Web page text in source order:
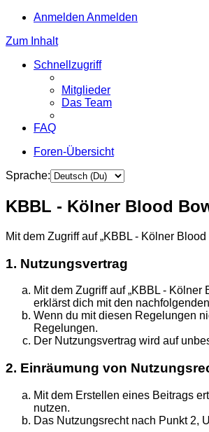
Anmelden Anmelden
Zum Inhalt
Schnellzugriff
Mitglieder
Das Team
FAQ
Foren-Übersicht
Sprache:
KBBL - Kölner Blood
Mit dem Zugriff auf „KBBL - Kölner
1. Nutzungsvertrag
Mit dem Zugriff auf „KBBL -
erklärst dich mit den
Wenn du mit diesen Regelungen
Regelungen.
Der Nutzungsvertrag wird auf
2. Einräumung von
Mit dem Erstellen eines Beitrags
nutzen.
Das Nutzungsrecht nach Punkt 2,